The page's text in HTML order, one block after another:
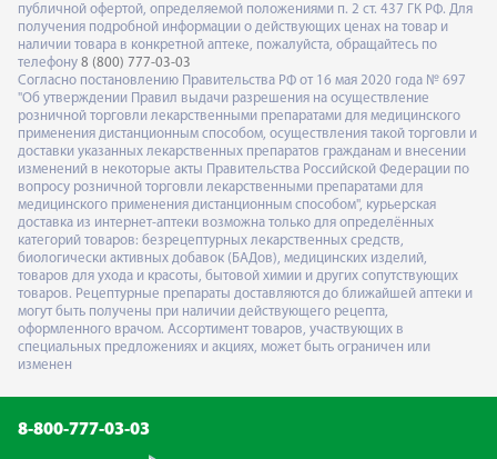
публичной офертой, определяемой положениями п. 2 ст. 437 ГК РФ. Для
получения подробной информации о действующих ценах на товар и
наличии товара в конкретной аптеке, пожалуйста, обращайтесь по
телефону 8 (800) 777-03-03
Согласно постановлению Правительства РФ от 16 мая 2020 года № 697
"Об утверждении Правил выдачи разрешения на осуществление
розничной торговли лекарственными препаратами для медицинского
применения дистанционным способом, осуществления такой торговли и
доставки указанных лекарственных препаратов гражданам и внесении
изменений в некоторые акты Правительства Российской Федерации по
вопросу розничной торговли лекарственными препаратами для
медицинского применения дистанционным способом", курьерская
доставка из интернет-аптеки возможна только для определённых
категорий товаров: безрецептурных лекарственных средств,
биологически активных добавок (БАДов), медицинских изделий,
товаров для ухода и красоты, бытовой химии и других сопутствующих
товаров. Рецептурные препараты доставляются до ближайшей аптеки и
могут быть получены при наличии действующего рецепта,
оформленного врачом. Ассортимент товаров, участвующих в
специальных предложениях и акциях, может быть ограничен или
изменен
8-800-777-03-03